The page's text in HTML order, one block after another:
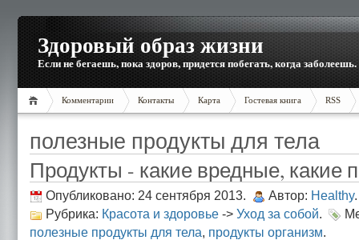
Здоровый образ жизни
Если не бегаешь, пока здоров, придется побегать, когда заболеешь.
Комментарии Контакты Карта Гостевая книга RSS
полезные продукты для тела
Продукты - какие вредные, какие
Опубликовано: 24 сентября 2013. Автор: Healthy.
Рубрика: Красота и здоровье -> Уход за собой.
полезные продукты для тела, продукты организм.